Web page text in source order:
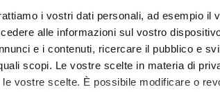
i vostri dati personali, ad esempio il
alle informazioni sul vostro
e i contenuti, ricercare il pubblico e
scopi. Le vostre scelte in materia di
vostre scelte. È possibile modificare o
Section